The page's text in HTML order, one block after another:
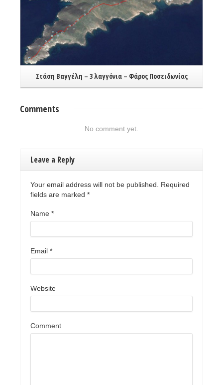
Στάση Βαγγέλη – 3 λαγγόνια – Φάρος Ποσειδωνίας
Comments
No comment yet.
Leave a Reply
Your email address will not be published. Required
fields are marked *
Name *
Email *
Website
Comment